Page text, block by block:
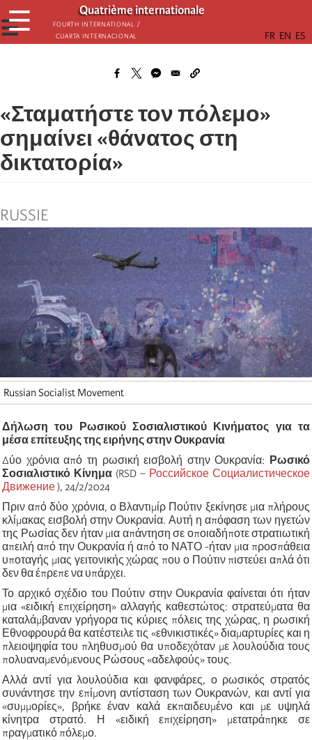
Παράκαμψη
προς
το
Quatrième internationale
Fourth International /
Cuarta Internacional
☰
☰
«Σταματήστε τον πόλεμο»
σημαίνει «θάνατος στη
δικτατορία»
RUSSIE
Russian Socialist Movement
Δήλωση του Ρωσικού Σοσιαλιστικού Κινήματος για τα
μέσα επίτευξης της ειρήνης στην Ουκρανία
Δύο χρόνια από τη ρωσική εισβολή στην Ουκρανία:
Ρωσικό
Σοσιαλιστικό Κίνημα (RSD – Российское Социалистическое
Движение), 24/2/2024
Πριν από δύο χρόνια, ο Βλαντιμίρ Πούτιν ξεκίνησε μια πλήρους
κλίμακας εισβολή στην Ουκρανία. Αυτή η απόφαση των ηγετών
της Ρωσίας δεν ήταν μια απάντηση σε οποιαδήποτε στρατιωτική
απειλή από την Ουκρανία ή από το ΝΑΤΟ -ήταν μια προσπάθεια
υποταγής μιας γειτονικής χώρας που ο Πούτιν πιστεύει απλά ότι
δεν θα έπρεπε να υπάρχει.
Το αρχικό σχέδιο του Πούτιν στην Ουκρανία φαίνεται ότι ήταν
μια «ειδική επιχείρηση» αλλαγής καθεστώτος: στρατεύματα θα
καταλάμβαναν γρήγορα τις κύριες πόλεις της χώρας, η ρωσική
Εθνοφρουρά θα κατέστειλε τις «εθνικιστικές» διαμαρτυρίες και η
πλειοψηφία του πληθυσμού θα υποδεχόταν με λουλούδια τους
πολυαναμενόμενους Ρώσους «αδελφούς» τους.
Αλλά αντί για λουλούδια και φανφάρες, ο ρωσικός στρατός
συνάντησε την επίμονη αντίσταση των Ουκρανών, και αντί για
«συμμορίες», βρήκε έναν καλά εκπαιδευμένο και με υψηλά
κίνητρα στρατό. Η «ειδική επιχείρηση» μετατράπηκε σε
πραγματικό πόλεμο.